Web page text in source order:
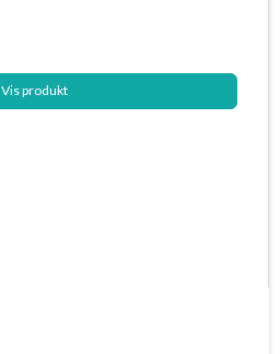
Vis produkt